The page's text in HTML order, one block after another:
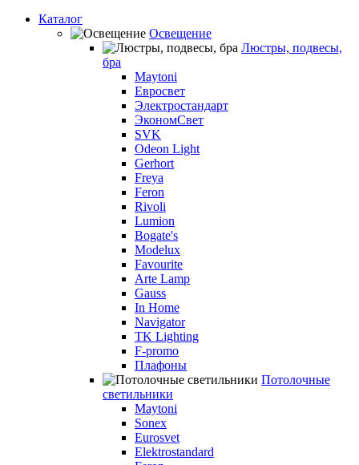
Каталог
Освещение
Люстры, подвесы,
бра
Maytoni
Евросвет
Электростандарт
ЭкономСвет
SVK
Odeon Light
Gerhort
Freya
Feron
Rivoli
Lumion
Bogate's
Modelux
Favourite
Arte Lamp
Gauss
In Home
Navigator
TK Lighting
F-promo
Плафоны
Потолочные
светильники
Maytoni
Sonex
Eurosvet
Elektrostandard